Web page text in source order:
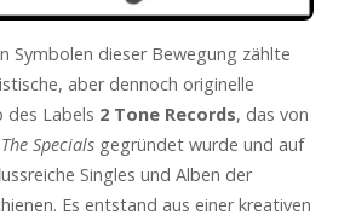
Symbolen dieser Bewegung zählte
aber dennoch originelle
des Labels 2 Tone Records, das von
The Specials gegründet wurde und auf
Singles und Alben der
Es entstand aus einer kreativen